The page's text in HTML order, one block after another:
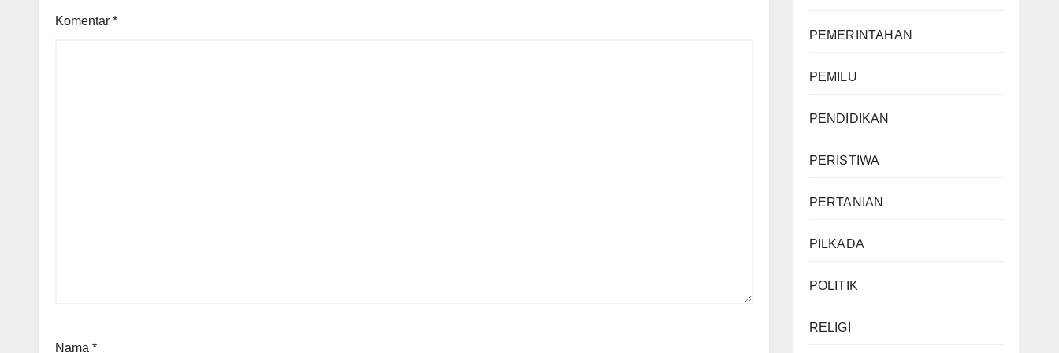
Komentar *
Nama *
PEMERINTAHAN
PEMILU
PENDIDIKAN
PERISTIWA
PERTANIAN
PILKADA
POLITIK
RELIGI